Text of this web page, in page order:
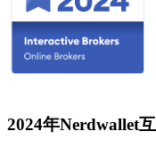
2024年Nerdwallet